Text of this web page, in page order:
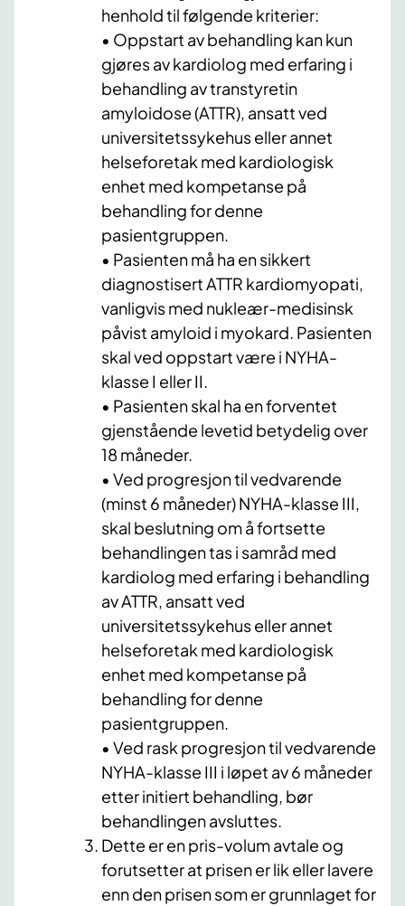
henhold til følgende kriterier:
• Oppstart av behandling kan kun
gjøres av kardiolog med erfaring i
behandling av transtyretin
amyloidose (ATTR), ansatt ved
universitetssykehus eller annet
helseforetak med kardiologisk
enhet med kompetanse på
behandling for denne
pasientgruppen.
• Pasienten må ha en sikkert
diagnostisert ATTR kardiomyopati,
vanligvis med nukleær-medisinsk
påvist amyloid i myokard. Pasienten
skal ved oppstart være i NYHA-
klasse I eller II.
• Pasienten skal ha en forventet
gjenstående levetid betydelig over
18 måneder.
• Ved progresjon til vedvarende
(minst 6 måneder) NYHA-klasse III,
skal beslutning om å fortsette
behandlingen tas i samråd med
kardiolog med erfaring i behandling
av ATTR, ansatt ved
universitetssykehus eller annet
helseforetak med kardiologisk
enhet med kompetanse på
behandling for denne
pasientgruppen.
• Ved rask progresjon til vedvarende
NYHA-klasse III i løpet av 6 måneder
etter initiert behandling, bør
behandlingen avsluttes.
Dette er en pris-volum avtale og
forutsetter at prisen er lik eller lavere
enn den prisen som er grunnlaget for